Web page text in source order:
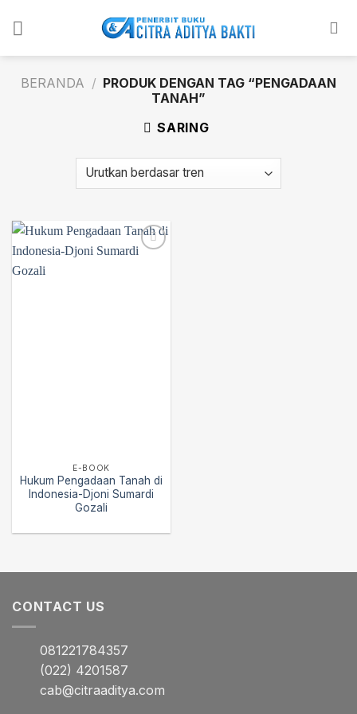
BERANDA / PRODUK DENGAN TAG “PENGADAAN
TANAH”
SARING
E-BOOK
Hukum Pengadaan Tanah di
Indonesia-Djoni Sumardi
Gozali
CONTACT US
081221784357
(022) 4201587
cab@citraaditya.com